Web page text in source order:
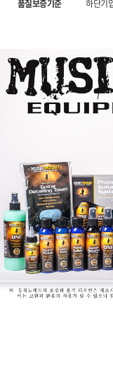
품질보증기준 하단기